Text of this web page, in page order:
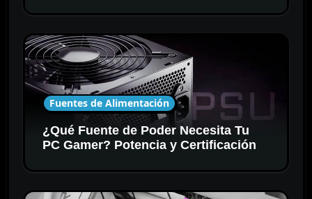
Fuentes de Alimentación
¿Qué Fuente de Poder Necesita Tu
PC Gamer? Potencia y Certificación